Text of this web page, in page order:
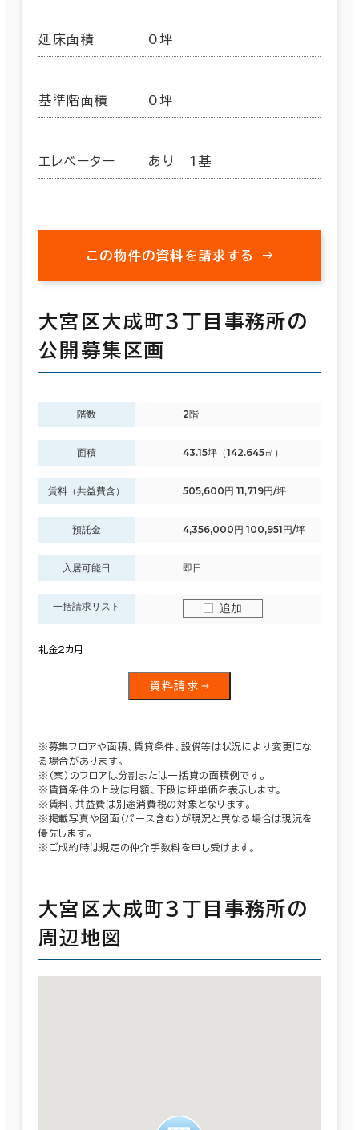
延床面積 0坪
基準階面積 0坪
エレベーター あり 1基
この物件の資料を請求する
大宮区大成町３丁目事務所の
公開募集区画
階数 2階
面積 43.15坪（142.645㎡）
賃料（共益費含） 505,600円 11,719円/坪
預託金 4,356,000円 100,951円/坪
入居可能日 即日
一括請求リスト 追加
礼金2カ月
資料請求
※募集フロアや面積、賃貸条件、設備等は状況により変更にな
る場合があります。
※（案）のフロアは分割または一括貸の面積例です。
※賃貸条件の上段は月額、下段は坪単価を表示します。
※賃料、共益費は別途消費税の対象となります。
※掲載写真や図面（パース含む）が現況と異なる場合は現況を
優先します。
※ご成約時は規定の仲介手数料を申し受けます。
大宮区大成町３丁目事務所の
周辺地図